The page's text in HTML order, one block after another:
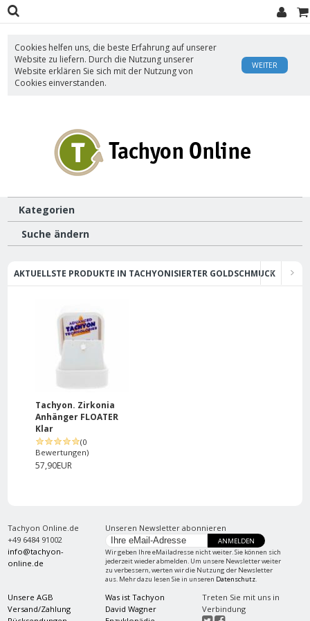
Cookies helfen uns, die beste Erfahrung auf unserer
Website zu liefern. Durch die Nutzung unserer
Website erklären Sie sich mit der Nutzung von
Cookies einverstanden.
WEITER
Kategorien
Suche ändern
AKTUELLSTE PRODUKTE IN TACHYONISIERTER GOLDSCHMUCK
Tachyon. Zirkonia
Anhänger FLOATER
Klar
(0
Bewertungen)
57,90EUR
Tachyon Online.de
+49 6484 91002
info@tachyon-
online.de
Unseren Newsletter abonnieren
ANMELDEN
Wir geben Ihre eMailadresse nicht weiter. Sie können sich
jederzeit wieder abmelden. Um unsere Newsletter weiter
zu verbessern, werten wir die Nutzung der Newsletter
aus. Mehr dazu lesen Sie in unseren Datenschutz.
Unsere AGB
Versand/Zahlung
Was ist Tachyon
David Wagner
Treten Sie mit uns in
Verbindung